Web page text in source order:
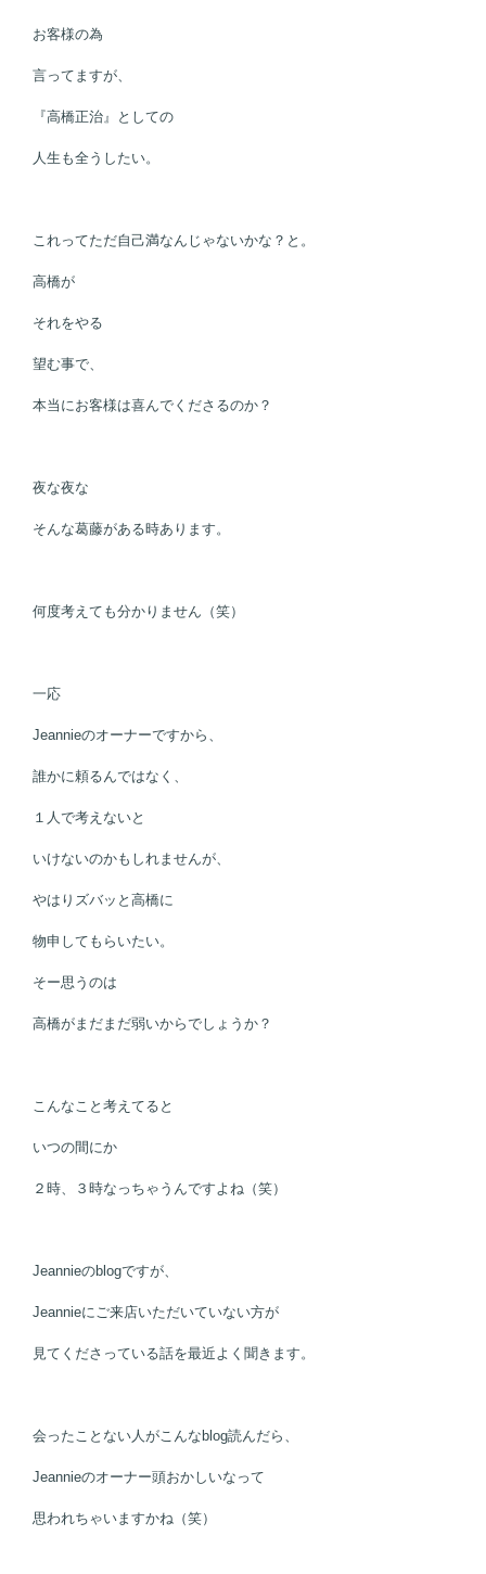
お客様の為
言ってますが、
『高橋正治』としての
人生も全うしたい。
これってただ自己満なんじゃないかな？と。
高橋が
それをやる
望む事で、
本当にお客様は喜んでくださるのか？
夜な夜な
そんな葛藤がある時あります。
何度考えても分かりません（笑）
一応
Jeannieのオーナーですから、
誰かに頼るんではなく、
１人で考えないと
いけないのかもしれませんが、
やはりズバッと高橋に
物申してもらいたい。
そー思うのは
高橋がまだまだ弱いからでしょうか？
こんなこと考えてると
いつの間にか
２時、３時なっちゃうんですよね（笑）
Jeannieのblogですが、
Jeannieにご来店いただいていない方が
見てくださっている話を最近よく聞きます。
会ったことない人がこんなblog読んだら、
Jeannieのオーナー頭おかしいなって
思われちゃいますかね（笑）